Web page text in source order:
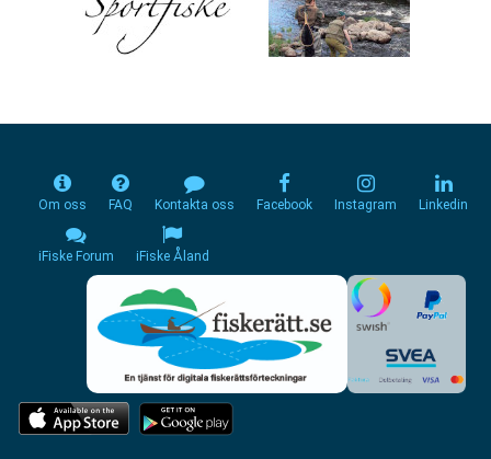
Om oss FAQ Kontakta oss Facebook Instagram Linkedin
iFiske Forum iFiske Åland